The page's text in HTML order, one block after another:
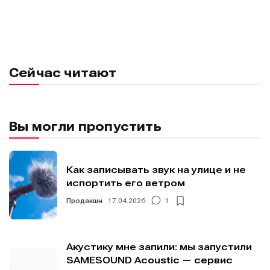
Сейчас читают
Вы могли пропустить
Как записывать звук на улице и не
испортить его ветром
Продакшн 17.04.2026 1
Акустику мне запили: мы запустили
SAMESOUND Acoustic — сервис